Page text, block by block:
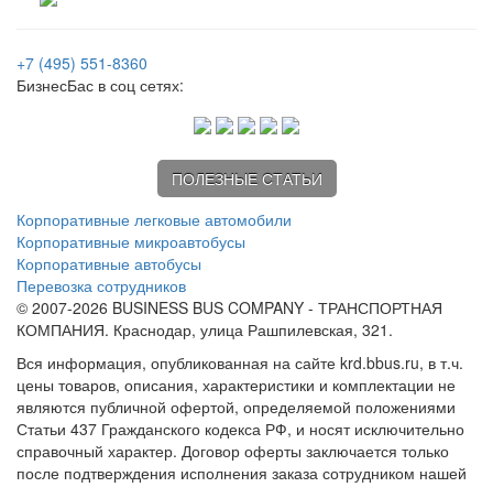
+7 (495) 551-8360
БизнесБас в соц сетях:
ПОЛЕЗНЫЕ СТАТЬИ
Корпоративные легковые автомобили
Корпоративные микроавтобусы
Корпоративные автобусы
Перевозка сотрудников
© 2007-2026 BUSINESS BUS COMPANY - ТРАНСПОРТНАЯ
КОМПАНИЯ. Краснодар, улица Рашпилевская, 321.
Вся информация, опубликованная на сайте krd.bbus.ru, в т.ч.
цены товаров, описания, характеристики и комплектации не
являются публичной офертой, определяемой положениями
Статьи 437 Гражданского кодекса РФ, и носят исключительно
справочный характер. Договор оферты заключается только
после подтверждения исполнения заказа сотрудником нашей